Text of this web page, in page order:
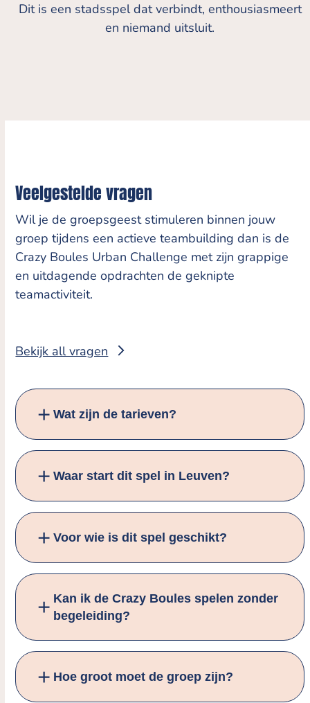
Dit is een stadsspel dat verbindt, enthousiasmeert
en niemand uitsluit.
Veelgestelde vragen
Wil je de groepsgeest stimuleren binnen jouw
groep tijdens een actieve teambuilding dan is de
Crazy Boules Urban Challenge met zijn grappige
en uitdagende opdrachten de geknipte
teamactiviteit.
Bekijk all vragen
Wat zijn de tarieven?
Waar start dit spel in Leuven?
Voor wie is dit spel geschikt?
Kan ik de Crazy Boules spelen zonder
begeleiding?
Hoe groot moet de groep zijn?